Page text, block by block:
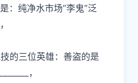
：纯净⽔市场“李⻤”泛
的三位英雄：善盗的是
，